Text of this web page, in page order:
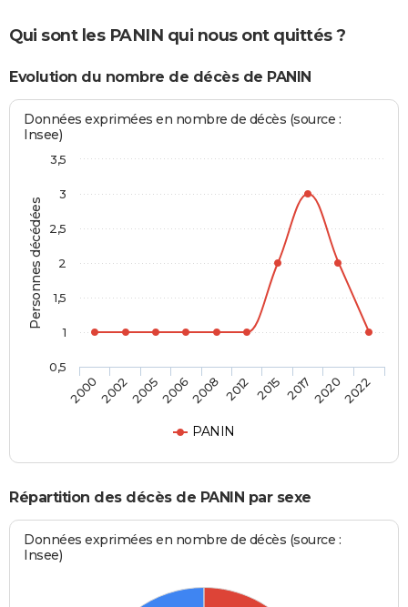
Qui sont les PANIN qui nous ont quittés ?
Evolution du nombre de décès de PANIN
Personnes décédées
Données exprimées en nombre de décès (source :
Insee)
PANIN
20002002200520062008 2012 2015 201720202022
0,5
1
1,5
2
2,5
3
3,5
Répartition des décès de PANIN par sexe
Données exprimées en nombre de décès (source :
Insee)